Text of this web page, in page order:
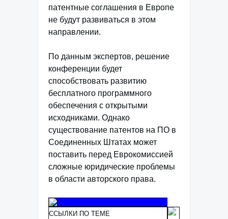
патентные соглашения в Европе
не будут развиваться в этом
направлении.
По данным экспертов, решение
конференции будет
способствовать развитию
бесплатного программного
обеспечения с открытыми
исходниками. Однако
существование патентов на ПО в
Соединенных Штатах может
поставить перед Еврокомиссией
сложные юридические проблемы
в области авторского права.
ССЫЛКИ ПО ТЕМЕ